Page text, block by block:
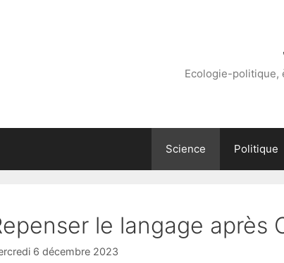
Ecologie-politique,
Science Politique
le langage après
6 décembre 2023